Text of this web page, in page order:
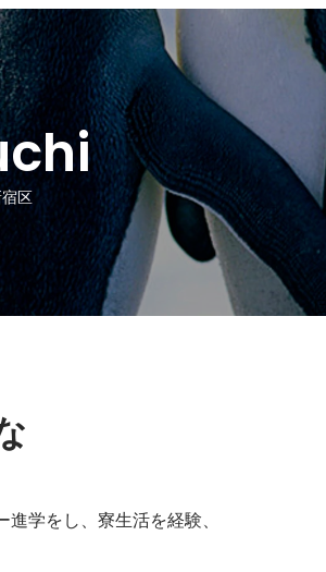
区
学をし、寮生活を経験、